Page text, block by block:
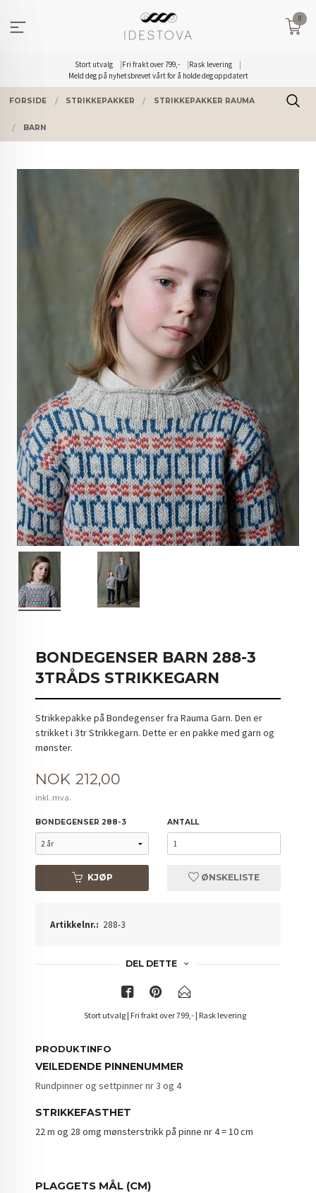
innholdet
Stort utvalg Fri frakt over 799,-
Rask levering
Meld deg på nyhetsbrevet vårt for å holde deg oppdatert
0
FORSIDE STRIKKEPAKKER STRIKKEPAKKER RAUMA
BARN
BONDEGENSER BARN 288-3
3TRÅDS STRIKKEGARN
Strikkepakke på Bondegenser fra Rauma Garn. Den er
strikket i 3tr Strikkegarn. Dette er en pakke med garn og
mønster.
Pris
NOK 212,00
inkl. mva.
BONDEGENSER 288-3 ANTALL
KJØP ØNSKELISTE
Artikkelnr.: 288-3
DEL DETTE
Stort utvalg | Fri frakt over 799,- | Rask levering
PRODUKTINFO
VEILEDENDE PINNENUMMER
Rundpinner og settpinner nr 3 og 4
STRIKKEFASTHET
22 m og 28 omg mønsterstrikk på pinne nr 4 = 10 cm
PLAGGETS MÅL (CM)